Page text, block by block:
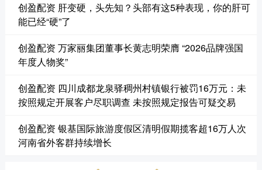
创盈配资 肝变硬，头先知？头部有这5种表现，你的肝可
能已经“硬”了
创盈配资 万家丽集团董事长黄志明荣膺 “2026品牌强国
年度人物奖”
创盈配资 四川成都龙泉驿稠州村镇银行被罚16万元：未
按照规定开展客户尽职调查 未按照规定报告可疑交易
创盈配资 银基国际旅游度假区清明假期揽客超16万人次
河南省外客群持续增长